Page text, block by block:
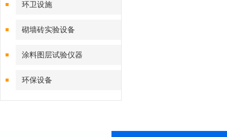
环卫设施
砌墙砖实验设备
涂料图层试验仪器
环保设备